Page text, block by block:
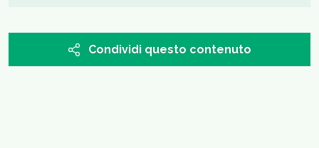
Condividi questo contenuto